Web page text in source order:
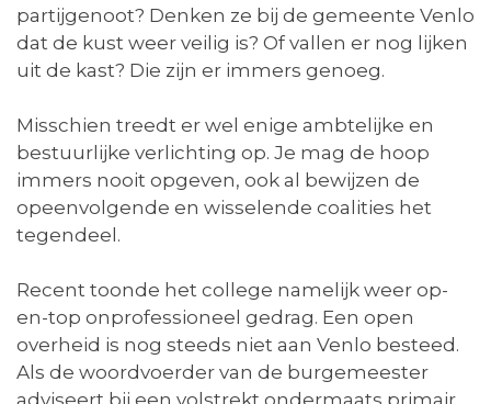
partijgenoot? Denken ze bij de gemeente Venlo
dat de kust weer veilig is? Of vallen er nog lijken
uit de kast? Die zijn er immers genoeg.
Misschien treedt er wel enige ambtelijke en
bestuurlijke verlichting op. Je mag de hoop
immers nooit opgeven, ook al bewijzen de
opeenvolgende en wisselende coalities het
tegendeel.
Recent toonde het college namelijk weer op-
en-top onprofessioneel gedrag. Een open
overheid is nog steeds niet aan Venlo besteed.
Als de woordvoerder van de burgemeester
adviseert bij een volstrekt ondermaats primair